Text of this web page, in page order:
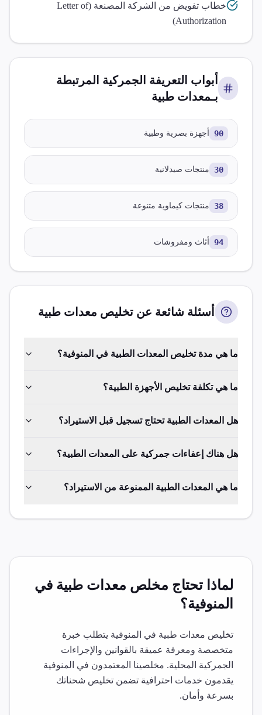
خطاب تفويض من الشركة المصنعة (Letter of
Authorization)
أبواب التعريفة الجمركية المرتبطة
بـمعدات طبية
90 أجهزة بصرية وطبية
30 منتجات صيدلانية
38 منتجات كيماوية متنوعة
94 أثاث ومفروشات
أسئلة شائعة عن تخليص معدات طبية
ما هي مدة تخليص المعدات الطبية في المنوفية؟
ما هي تكلفة تخليص الأجهزة الطبية؟
هل المعدات الطبية تحتاج تسجيل قبل الاستيراد؟
هل هناك إعفاءات جمركية على المعدات الطبية؟
ما هي المعدات الطبية الممنوعة من الاستيراد؟
لماذا تحتاج مخلص معدات طبية في
المنوفية؟
تخليص معدات طبية في المنوفية يتطلب خبرة
متخصصة ومعرفة عميقة بالقوانين والإجراءات
الجمركية المحلية. مخلصينا المعتمدون في المنوفية
يقدمون خدمات احترافية تضمن تخليص شحناتك
بسرعة وأمان.